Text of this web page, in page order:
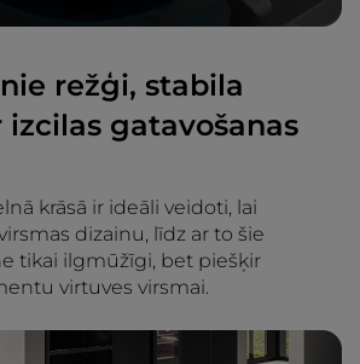
režģi, stabila
gatavošanas
krāsā ir ideāli veidoti, lai
dizainu, līdz ar to šie
tikai ilgmūžīgi, bet piešķir
virtuves virsmai.